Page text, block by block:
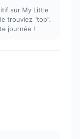
sur My Little
trouviez "top".
journée !